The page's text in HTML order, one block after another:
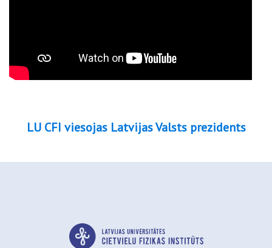
LU CFI viesojas Latvijas Valsts prezidents